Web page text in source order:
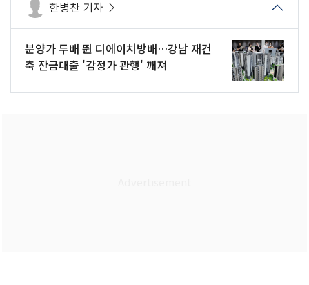
한병찬 기자
분양가 두배 뛴 디에이치방배…강남 재건
축 잔금대출 '감정가 관행' 깨져